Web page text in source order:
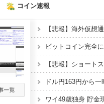
コイン速報
ビットコイン完全
ドル円163円から